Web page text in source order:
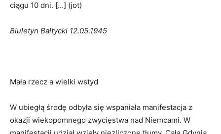
ciągu 10 dni. […] (jot)
Biuletyn Bałtycki 12.05.1945
Mała rzecz a wielki wstyd
W ubiegłą środę odbyła się wspaniała manifestacja z
okazji wiekopomnego zwycięstwa nad Niemcami. W